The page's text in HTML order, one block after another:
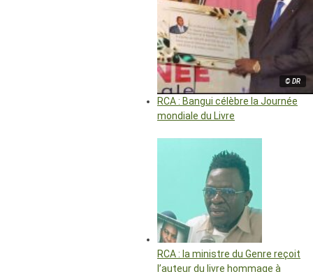
© DR
RCA : Bangui célèbre la Journée
mondiale du Livre
RCA : la ministre du Genre reçoit
l’auteur du livre hommage à